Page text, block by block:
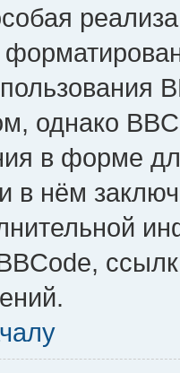
однако
в форме
в нём